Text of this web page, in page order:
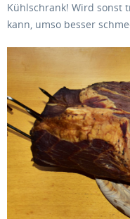
Kühlschrank! Wird sonst
kann, umso besser